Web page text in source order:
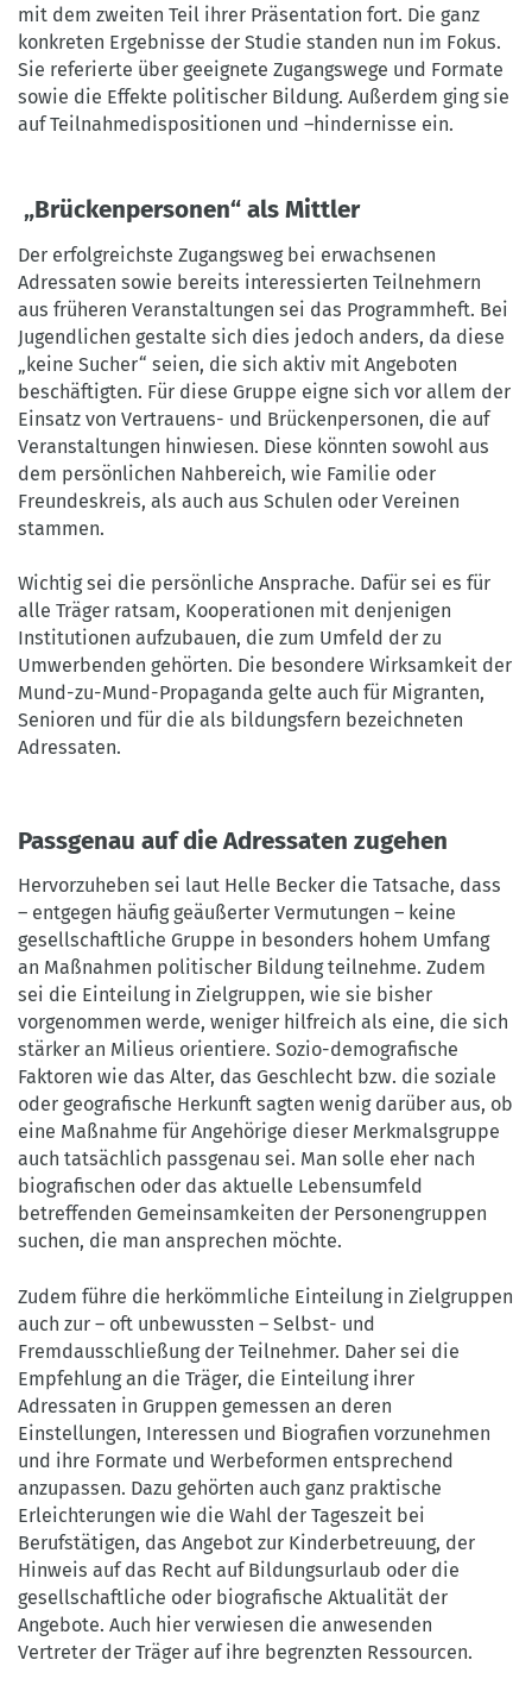
mit dem zweiten Teil ihrer Präsentation fort. Die ganz
konkreten Ergebnisse der Studie standen nun im Fokus.
Sie referierte über geeignete Zugangswege und Formate
sowie die Effekte politischer Bildung. Außerdem ging sie
auf Teilnahmedispositionen und –hindernisse ein.
„Brückenpersonen“ als Mittler
Der erfolgreichste Zugangsweg bei erwachsenen
Adressaten sowie bereits interessierten Teilnehmern
aus früheren Veranstaltungen sei das Programmheft. Bei
Jugendlichen gestalte sich dies jedoch anders, da diese
„keine Sucher“ seien, die sich aktiv mit Angeboten
beschäftigten. Für diese Gruppe eigne sich vor allem der
Einsatz von Vertrauens- und Brückenpersonen, die auf
Veranstaltungen hinwiesen. Diese könnten sowohl aus
dem persönlichen Nahbereich, wie Familie oder
Freundeskreis, als auch aus Schulen oder Vereinen
stammen.
Wichtig sei die persönliche Ansprache. Dafür sei es für
alle Träger ratsam, Kooperationen mit denjenigen
Institutionen aufzubauen, die zum Umfeld der zu
Umwerbenden gehörten. Die besondere Wirksamkeit der
Mund-zu-Mund-Propaganda gelte auch für Migranten,
Senioren und für die als bildungsfern bezeichneten
Adressaten.
Passgenau auf die Adressaten zugehen
Hervorzuheben sei laut Helle Becker die Tatsache, dass
– entgegen häufig geäußerter Vermutungen – keine
gesellschaftliche Gruppe in besonders hohem Umfang
an Maßnahmen politischer Bildung teilnehme. Zudem
sei die Einteilung in Zielgruppen, wie sie bisher
vorgenommen werde, weniger hilfreich als eine, die sich
stärker an Milieus orientiere. Sozio-demografische
Faktoren wie das Alter, das Geschlecht bzw. die soziale
oder geografische Herkunft sagten wenig darüber aus, ob
eine Maßnahme für Angehörige dieser Merkmalsgruppe
auch tatsächlich passgenau sei. Man solle eher nach
biografischen oder das aktuelle Lebensumfeld
betreffenden Gemeinsamkeiten der Personengruppen
suchen, die man ansprechen möchte.
Zudem führe die herkömmliche Einteilung in Zielgruppen
auch zur – oft unbewussten – Selbst- und
Fremdausschließung der Teilnehmer. Daher sei die
Empfehlung an die Träger, die Einteilung ihrer
Adressaten in Gruppen gemessen an deren
Einstellungen, Interessen und Biografien vorzunehmen
und ihre Formate und Werbeformen entsprechend
anzupassen. Dazu gehörten auch ganz praktische
Erleichterungen wie die Wahl der Tageszeit bei
Berufstätigen, das Angebot zur Kinderbetreuung, der
Hinweis auf das Recht auf Bildungsurlaub oder die
gesellschaftliche oder biografische Aktualität der
Angebote. Auch hier verwiesen die anwesenden
Vertreter der Träger auf ihre begrenzten Ressourcen.